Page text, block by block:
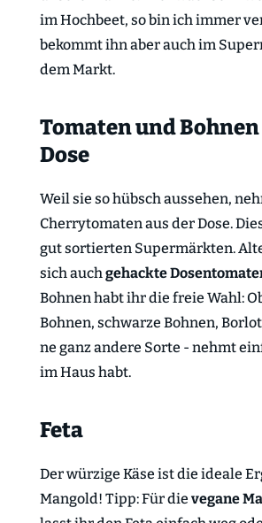
im Hochbeet, so bin ich immer
bekommt ihn aber auch im
dem Markt.
Tomaten und
Dose
Weil sie so hübsch aussehen,
Cherrytomaten aus der Dose.
gut sortierten Supermärkten.
sich auchgehackte
Bohnen habt ihr die freie Wahl:
Bohnen, schwarze Bohnen,
ne ganz andere Sorte - nehmt
im Haus habt.
Feta
Der würzige Käse ist die ideale
Mangold! Tipp: Für die vegane